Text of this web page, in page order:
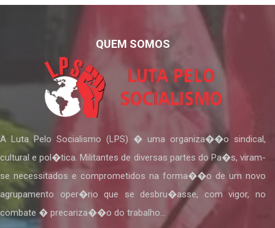
QUEM SOMOS
A Luta Pelo Socialismo (LPS) � uma organiza��o sindical,
cultural e pol�tica. Militantes de diversas partes do Pa�s, viram-
se necessitados e comprometidos na forma��o de um novo
agrupamento oper�rio que se desbru�asse, com vigor, no
combate � precariza��o do trabalho...